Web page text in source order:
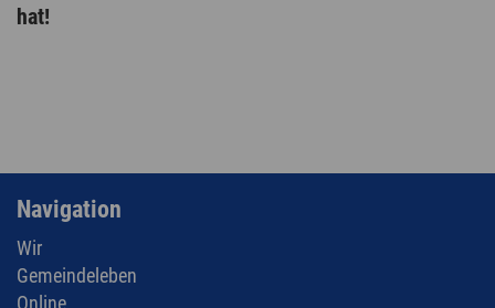
hat!
Navigation
Wir
Gemeindeleben
Online